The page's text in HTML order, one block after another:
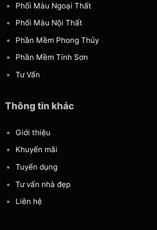
Phối Màu Ngoại Thất
Phối Màu Nội Thất
Phần Mềm Phong Thủy
Phần Mềm Tính Sơn
Tư Vấn
Thông tin khác
Giới thiệu
Khuyến mãi
Tuyển dụng
Tư vấn nhà đẹp
Liên hệ